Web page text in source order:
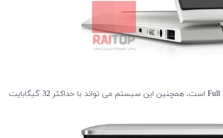
EliteBook x360 1040 G6 با پردازنده چهار هسته ای Core i7-8565U اینتل با گرافیک UHD 620 مجهز به یک صفحه نمایش 14 اینچی Full HD است. همچنین این سیستم می تواند با حداکثر 32 گیگابایت